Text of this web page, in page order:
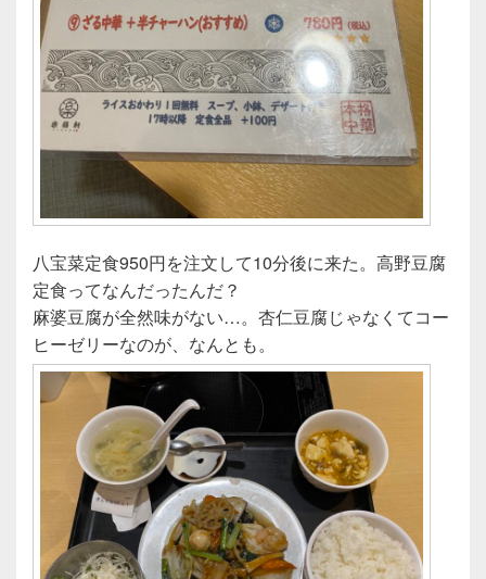
八宝菜定食950円を注文して10分後に来た。高野豆腐
定食ってなんだったんだ？
麻婆豆腐が全然味がない…。杏仁豆腐じゃなくてコー
ヒーゼリーなのが、なんとも。